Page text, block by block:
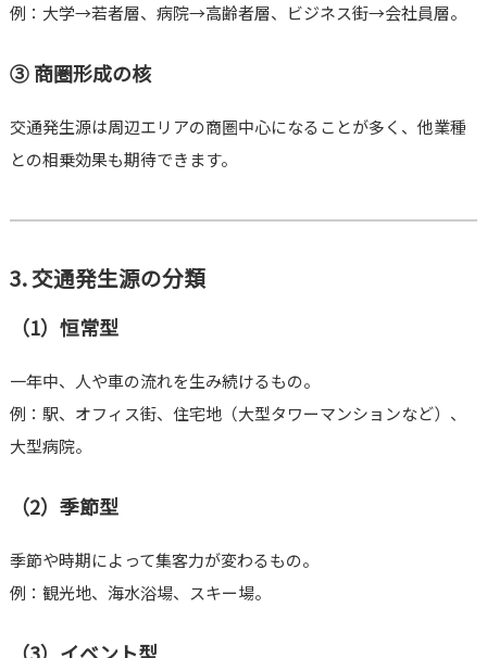
例：大学→若者層、病院→高齢者層、ビジネス街→会社員層。
③ 商圏形成の核
交通発生源は周辺エリアの商圏中心になることが多く、他業種
との相乗効果も期待できます。
3. 交通発生源の分類
（1）恒常型
一年中、人や車の流れを生み続けるもの。
例：駅、オフィス街、住宅地（大型タワーマンションなど）、
大型病院。
（2）季節型
季節や時期によって集客力が変わるもの。
例：観光地、海水浴場、スキー場。